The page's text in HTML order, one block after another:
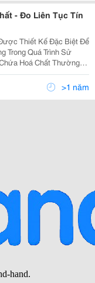
- Đo Liên Tục Tín
Thiết Kế Đặc Biệt Để
Trong Quá Trình Sử
Hoá Chất Thường
Hay Nhựa Chống Ăn
Chứa Liệu Thường
>1 năm